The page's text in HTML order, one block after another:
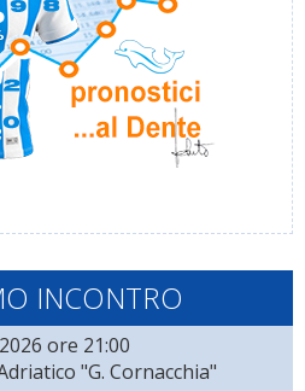
INCONTRO
ore 21:00
"G. Cornacchia"